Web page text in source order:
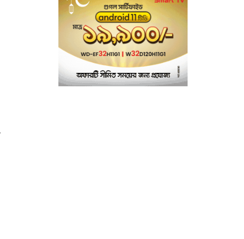
তাৎক্ষণিক খাদ্য পরীক্ষা
নিশ্চিত করবে ভ্রাম্যমাণ
পরীক্ষাগার: এস এম হুমায়ূন
৬
বাকৃবিতে মুখোমুখি দুই
আবাসিক হল, ভাঙচুরের
৭